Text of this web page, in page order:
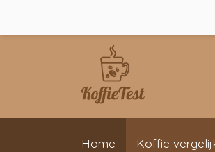
Home Koffie